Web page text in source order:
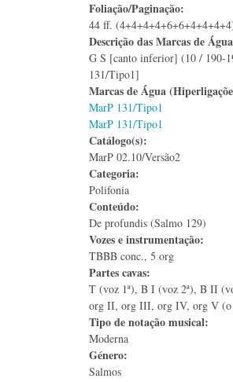
Foliação/Paginação:
44 ff.
Descrição das Marcas de
G S [canto inferior] (10 / 190-
131/Tipo1]
Marcas de Água
MarP 131/Tipo1
MarP 131/Tipo1
Catálogo(s):
MarP 02.10/Versão2
Categoria:
Polifonia
Conteúdo:
De profundis (Salmo 129)
Vozes e instrumentação:
TBBB conc., 5 org
Partes cavas:
T (voz 1ª), B I (voz 2ª), B II
org II, org III, org IV, org V (o
Tipo de notação musical:
Moderna
Género:
Salmos